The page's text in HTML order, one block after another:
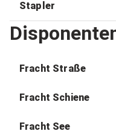
Stapler
Fracht Straße
Fracht Schiene
Fracht See